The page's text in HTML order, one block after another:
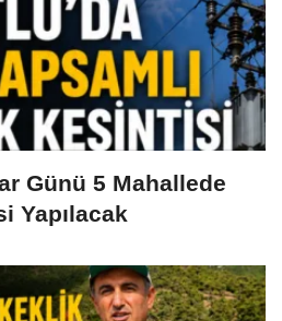
Günü 5 Mahallede
Yapılacak